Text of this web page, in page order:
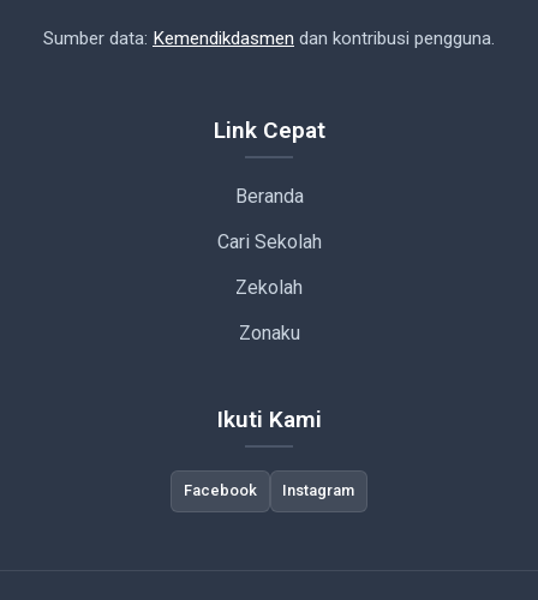
Sumber data: Kemendikdasmen dan kontribusi pengguna.
Link Cepat
Beranda
Cari Sekolah
Zekolah
Zonaku
Ikuti Kami
Facebook Instagram